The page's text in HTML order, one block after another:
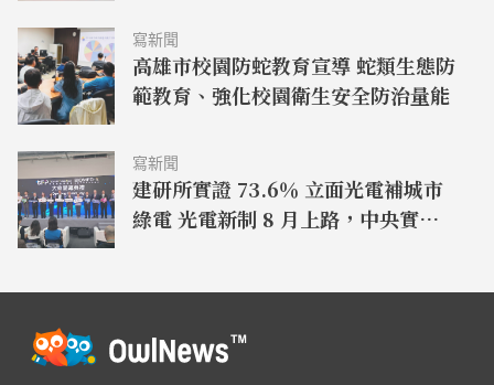
寫新聞
高雄市校園防蛇教育宣導 蛇類生態防
範教育、強化校園衛生安全防治量能
寫新聞
建研所實證 73.6％ 立面光電補城市
綠電 光電新制 8 月上路，中央實證與